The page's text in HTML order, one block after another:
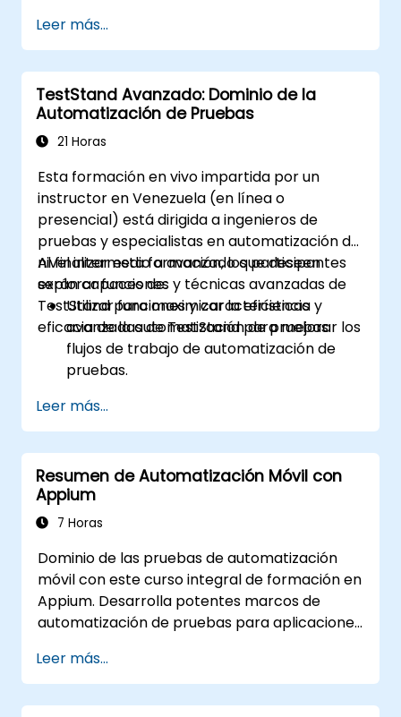
Gestionar excepciones que detienen la
ejecución de las pruebas.
Buscar objetos web de forma
programática.
Capturar datos dinámicamente desde
controles web.
basadas en datos.
Distribuir las pruebas con Selenium Grid.
Leer más...
TestStand Avanzado: Dominio de la
Automatización de Pruebas
21 Horas
Esta formación en vivo impartida por un
instructor en Venezuela (en línea o
presencial) está dirigida a ingenieros de
pruebas y especialistas en automatización de
nivel intermedio a avanzado que deseen
explorar funciones y técnicas avanzadas de
TestStand para maximizar la eficiencia y
eficacia de la automatización de pruebas.
Al finalizar esta formación, los participantes
serán capaces de:
Utilizar funciones y características
avanzadas de TestStand para mejorar los
flujos de trabajo de automatización de
pruebas.
desarrollar secuencias de prueba
avanzadas.
Implementar técnicas avanzadas de
procesamiento de resultados y
generación de informes.
Integrar TestStand con bases de datos
Aplicar las mejores prácticas para
mantener, gestionar, solucionar
problemas y depurar secuencias de
prueba complejas.
Leer más...
Resumen de Automatización Móvil con
Appium
7 Horas
Dominio de las pruebas de automatización
móvil con este curso integral de formación en
Appium. Desarrolla potentes marcos de
automatización de pruebas para aplicaciones
en la industria, Appium; gana experiencia
práctica configurando Appium, escribiendo
scripts de prueba, identificando elementos
Leer más...